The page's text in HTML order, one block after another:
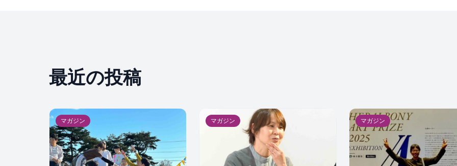
最近の投稿
マガジン マガジン マガジン